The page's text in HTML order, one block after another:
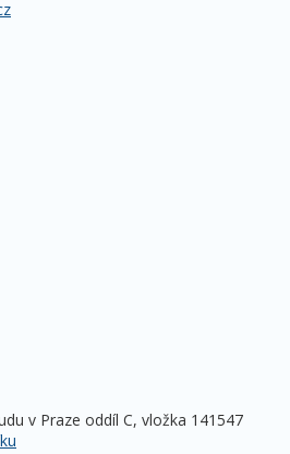
v Praze oddíl C, vložka 141547